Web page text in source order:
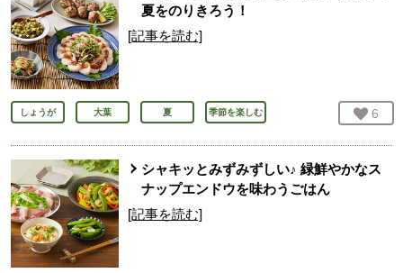
夏をのりきろう！
[記事を読む]
しょうが 大葉 夏 季節を楽しむ お気
6
シャキッとみずみずしい♪ 緑鮮やかなス
ナップエンドウを味わうごはん
[記事を読む]